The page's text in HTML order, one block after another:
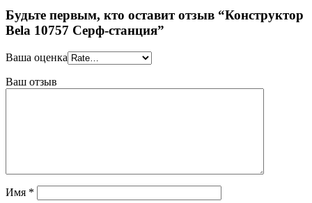
Будьте первым, кто оставит отзыв “Конструктор
Bela 10757 Серф-станция”
Ваша оценка
Ваш отзыв
Имя *